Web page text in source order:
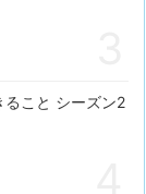
こと シーズン2